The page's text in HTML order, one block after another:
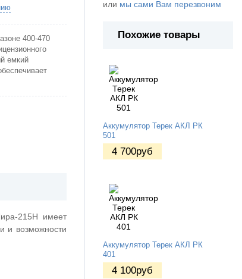
400-470
емкий
215H имеет
и возможности
или мы сами Вам перезвоним
Похожие товары
Аккумулятор Терек АКЛ РК
501
4 700руб
Аккумулятор Терек АКЛ РК
401
4 100руб